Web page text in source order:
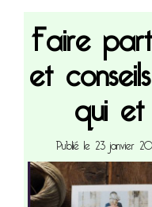
Faire
et
qui
Publié le 23 janvier